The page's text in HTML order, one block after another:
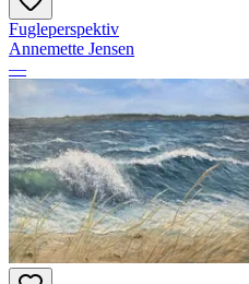
Fugleperspektiv
Annemette Jensen
—